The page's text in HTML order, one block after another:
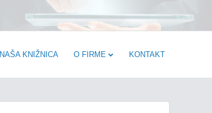
NAŠA KNIŽNICA O FIRME KONTAKT